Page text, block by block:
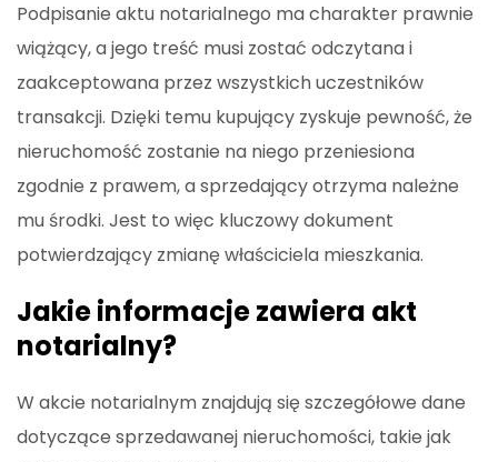
Podpisanie aktu notarialnego ma charakter prawnie
wiążący, a jego treść musi zostać odczytana i
zaakceptowana przez wszystkich uczestników
transakcji. Dzięki temu kupujący zyskuje pewność, że
nieruchomość zostanie na niego przeniesiona
zgodnie z prawem, a sprzedający otrzyma należne
mu środki. Jest to więc kluczowy dokument
potwierdzający zmianę właściciela mieszkania.
Jakie informacje zawiera akt
notarialny?
W akcie notarialnym znajdują się szczegółowe dane
dotyczące sprzedawanej nieruchomości, takie jak